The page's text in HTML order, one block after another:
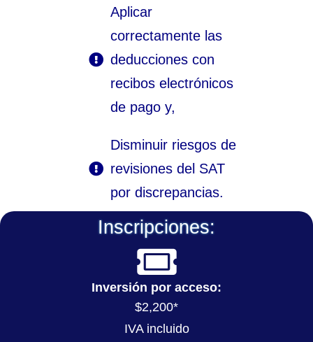
Aplicar
correctamente las
deducciones con
recibos electrónicos
de pago y,
Disminuir riesgos de
revisiones del SAT
por discrepancias.
Inscripciones:
Inversión por acceso:
$2,200*
IVA incluido